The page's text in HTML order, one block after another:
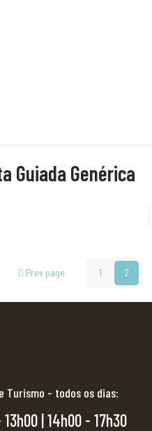
Guiada Genérica
Prev page 1 2
Turismo - todos os dias:
| 14h00 - 17h30